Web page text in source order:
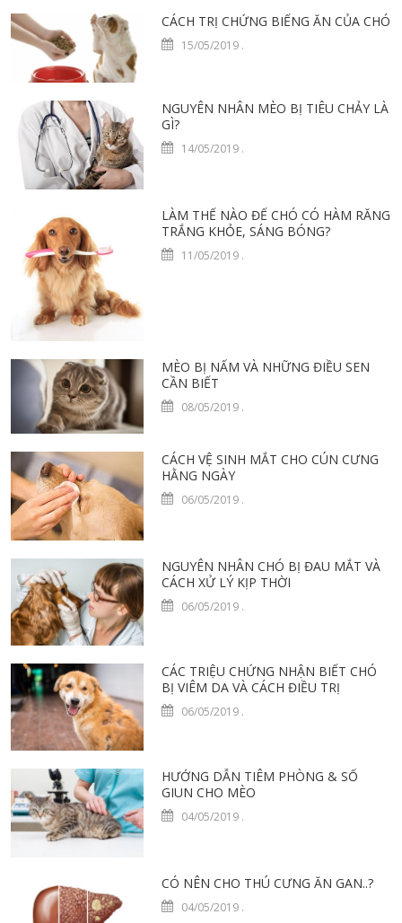
CÁCH TRỊ CHỨNG BIẾNG ĂN CỦA CHÓ
15/05/2019 .
NGUYÊN NHÂN MÈO BỊ TIÊU CHẢY LÀ
GÌ?
14/05/2019 .
LÀM THẾ NÀO ĐỂ CHÓ CÓ HÀM RĂNG
TRẮNG KHỎE, SÁNG BÓNG?
11/05/2019 .
MÈO BỊ NẤM VÀ NHỮNG ĐIỀU SEN
CẦN BIẾT
08/05/2019 .
CÁCH VỆ SINH MẮT CHO CÚN CƯNG
HẰNG NGÀY
06/05/2019 .
NGUYÊN NHÂN CHÓ BỊ ĐAU MẮT VÀ
CÁCH XỬ LÝ KỊP THỜI
06/05/2019 .
CÁC TRIỆU CHỨNG NHẬN BIẾT CHÓ
BỊ VIÊM DA VÀ CÁCH ĐIỀU TRỊ
06/05/2019 .
HƯỚNG DẪN TIÊM PHÒNG & SỔ
GIUN CHO MÈO
04/05/2019 .
CÓ NÊN CHO THÚ CƯNG ĂN GAN..?
04/05/2019 .